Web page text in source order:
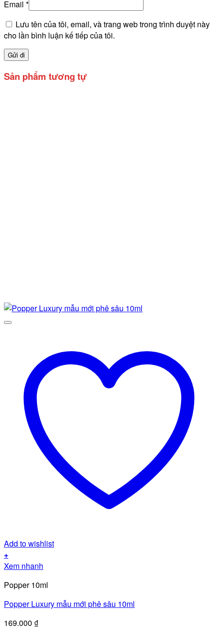
Email *
Lưu tên của tôi, email, và trang web trong trình duyệt này
cho lần bình luận kế tiếp của tôi.
Sản phẩm tương tự
Add to wishlist
+
Xem nhanh
Popper 10ml
Popper Luxury mẫu mới phê sâu 10ml
169.000 ₫